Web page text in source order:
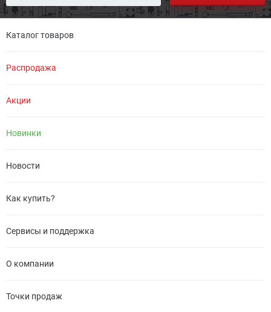
Каталог товаров
Распродажа
Акции
Новинки
Новости
Как купить?
Сервисы и поддержка
О компании
Точки продаж